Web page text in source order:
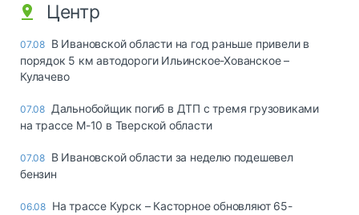
Центр
07.08 В Ивановской области на год раньше привели в
порядок 5 км автодороги Ильинское-Хованское –
Кулачево
07.08 Дальнобойщик погиб в ДТП с тремя грузовиками
на трассе М-10 в Тверской области
07.08 В Ивановской области за неделю подешевел
бензин
06.08 На трассе Курск – Касторное обновляют 65-